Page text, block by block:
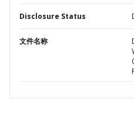
Disclosure Status
文件名称